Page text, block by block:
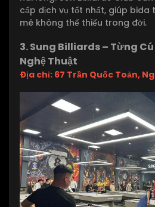
cấp dịch vụ tốt nhất, giúp bida
mê không thể thiếu trong đời.
3. Sung Billiards – Từng
Nghệ Thuật
Địa chỉ: 67 Trần Quốc Toản,